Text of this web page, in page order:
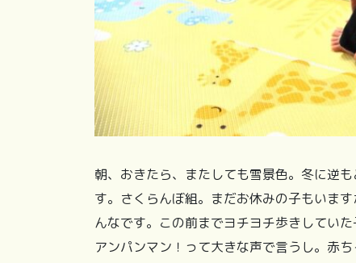
朝、おきたら、またしても雪景色。冬に逆
す。さくらんぼ組。まだお休みの子もいま
んなです。この前までヨチヨチ歩きしてい
アンパンマン！って大きな声で言うし。赤ち